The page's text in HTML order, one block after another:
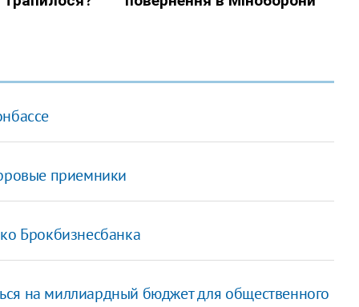
приемники
Брокбизнесбанка
на миллиардный бюджет для общественного